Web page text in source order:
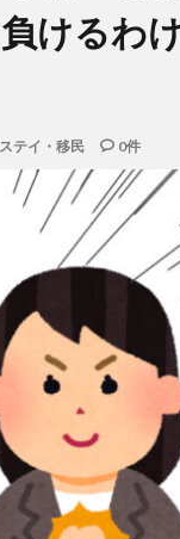
けるわ
テイ・移民 0件
動画 日本人村社会